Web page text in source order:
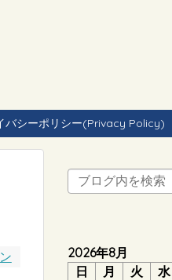
バシーポリシー(Privacy Policy)
2026年8月
日
月 火 水